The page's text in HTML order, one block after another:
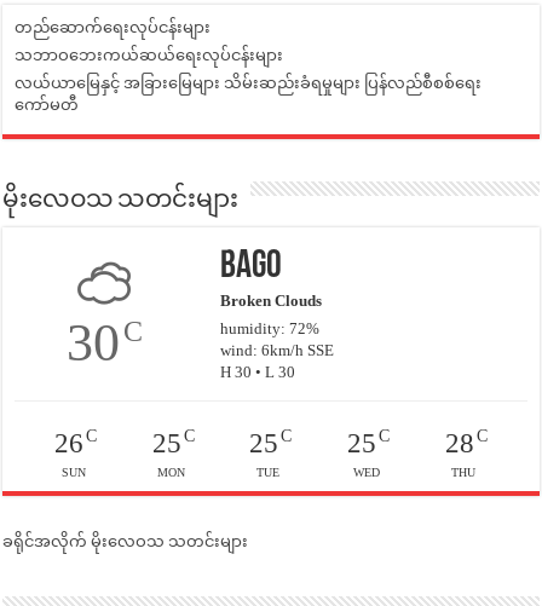
တည်ဆောက်ရေးလုပ်ငန်းများ
သဘာဝဘေးကယ်ဆယ်ရေးလုပ်ငန်းများ
လယ်ယာမြေနှင့် အခြားမြေများ သိမ်းဆည်းခံရမှုများ ပြန်လည်စီစစ်ရေး
ကော်မတီ
မိုးလေဝသ သတင်းများ
30C
Bago
Broken Clouds
humidity: 72%
wind: 6km/h SSE
H 30 • L 30
26C
SUN
25C
MON
25 C
TUE
25C
WED
28C
THU
ခရိုင်အလိုက် မိုးလေဝသ သတင်းများ